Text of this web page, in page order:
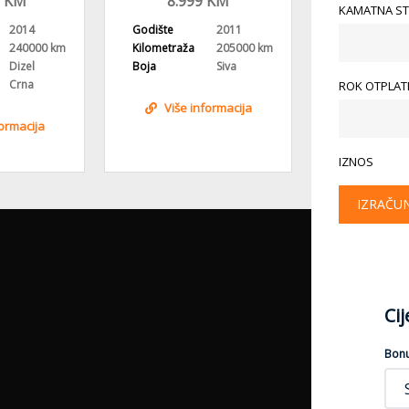
2014
240000 km
Dizel
Crna
Godište
2011
Kilometraža
205000 km
Boja
Siva
Više informacija
Boja
KAMATNA
ROK
IZNOS